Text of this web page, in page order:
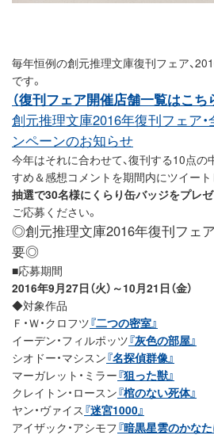
毎年恒例の創元推理文庫復刊フェア、
です。
（復刊フェア開催店舗一覧はこち
創元推理文庫2016年復刊フェア
ンペーンのお知らせ
今年はそれに合わせて、復刊する10点
すめ＆感想コメントを期間内にツイート
抽選で30名様にくらり缶バッジをプレ
ご応募ください。
◎創元推理文庫2016年復刊フェ
要◎
■応募期間
2016年9月27日（火）～10月21日（金）
◆対象作品
Ｆ・Ｗ・クロフツ『二つの密室』
イーデン・フィルポッツ『灰色の部屋』
シオドー・マシスン『名探偵群像』
マーガレット・ミラー『狙った獣』
クレイトン・ロースン『棺のない死体』
ヤン・ヴァイス 『迷宮1000』
アイザック・アシモフ『暗黒星雲のかなた